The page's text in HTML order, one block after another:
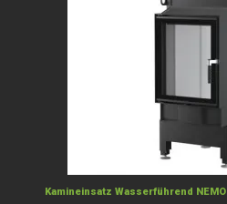
Kamineinsatz Wasserführend NEMO